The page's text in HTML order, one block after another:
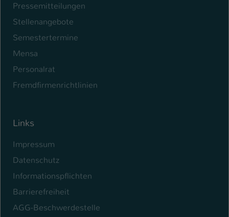
Pressemitteilungen
Stellenangebote
Semestertermine
Mensa
Personalrat
Fremdfirmenrichtlinien
Links
Impressum
Datenschutz
Informationspflichten
Barrierefreiheit
AGG-Beschwerdestelle